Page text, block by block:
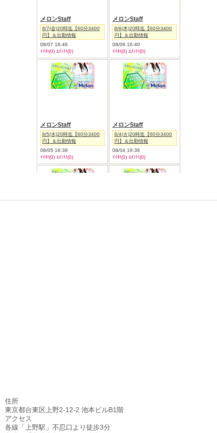
住所
東京都台東区上野2-12-2 池本ビルB1階
アクセス
各線「上野駅」不忍口より徒歩3分